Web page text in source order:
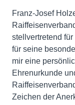
Franz-Josef
stellvertretend
für seine
mir eine
Ehrenurkunde
Zeichen der